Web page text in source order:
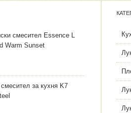
смесител Essence L
Warm Sunset
за кухня K7